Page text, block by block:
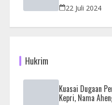
22 Juli 2024
Hukrim
Kuasai Dugaan
Kepri, Nama